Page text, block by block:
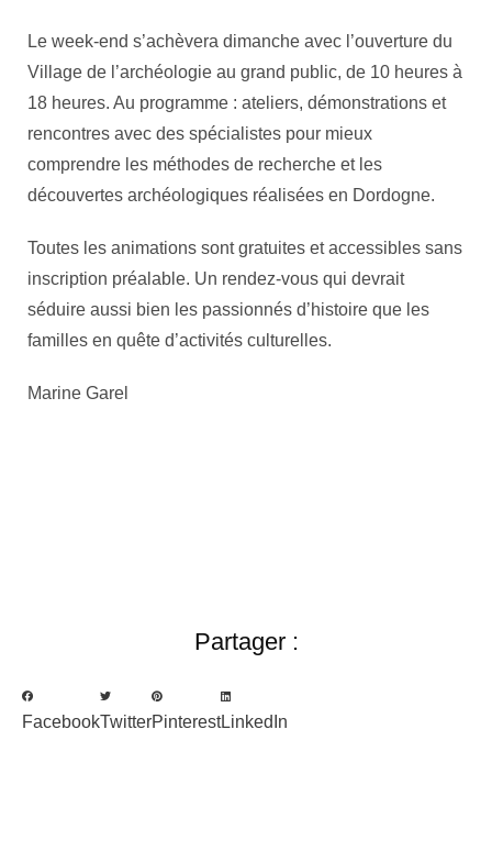
Le week-end s’achèvera dimanche avec l’ouverture du
Village de l’archéologie au grand public, de 10 heures à
18 heures. Au programme : ateliers, démonstrations et
rencontres avec des spécialistes pour mieux
comprendre les méthodes de recherche et les
découvertes archéologiques réalisées en Dordogne.
Toutes les animations sont gratuites et accessibles sans
inscription préalable. Un rendez-vous qui devrait
séduire aussi bien les passionnés d’histoire que les
familles en quête d’activités culturelles.
Marine Garel
Partager :
FacebookTwitterPinterestLinkedIn